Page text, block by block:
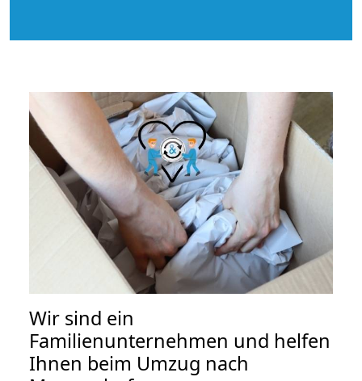
Wir sind ein
Familienunternehmen und helfen
Ihnen beim Umzug nach